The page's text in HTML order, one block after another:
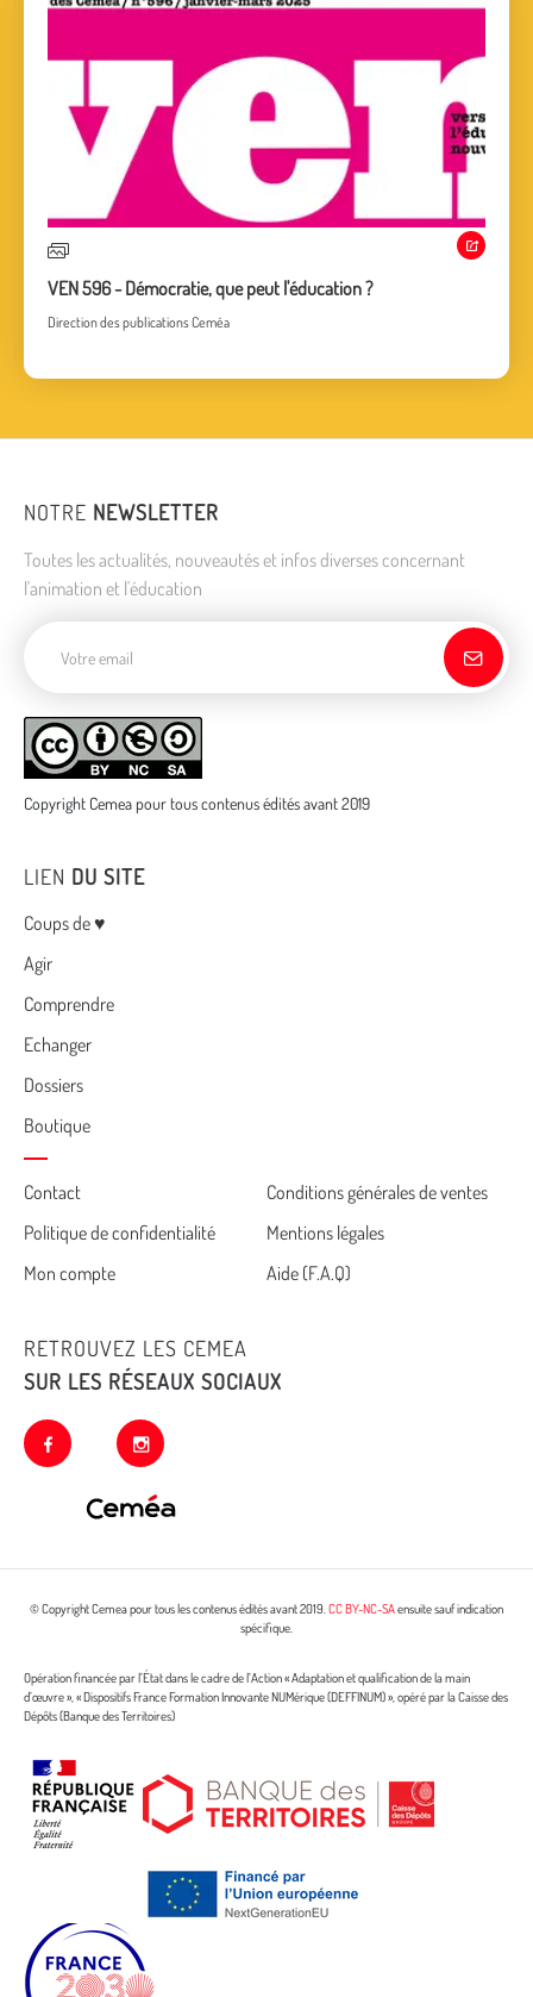
VEN 596 - Démocratie, que peut l'éducation ?
Direction des publications Ceméa
Partager
NOTRE NEWSLETTER
Toutes les actualités, nouveautés et infos diverses concernant
l'animation et l'éducation
Copyright Cemea pour tous contenus édités avant 2019
LIEN DU SITE
Menu
Coups de ♥
Agir
Comprendre
Echanger
Dossiers
Boutique
Cemea
footer
Contact
Conditions générales de ventes
Politique de confidentialité
Mentions légales
Mon compte
Aide (F.A.Q)
RETROUVEZ LES CEMEA
SUR LES RÉSEAUX SOCIAUX
facebook instagram
© Copyright Cemea pour tous les contenus édités avant 2019.CC BY-NC-SAensuite sauf indication
spécifique.
Opération financée par l’État dans le cadre de l’Action « Adaptation et qualification de la main
d’œuvre », « Dispositifs France Formation Innovante NUMérique (DEFFINUM) », opéré par la Caisse des
Dépôts (Banque des Territoires)